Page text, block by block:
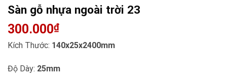
Sàn gỗ nhựa ngoài trời 23
300.000₫
Kích Thước: 140x25x2400mm
Độ Dày: 25mm